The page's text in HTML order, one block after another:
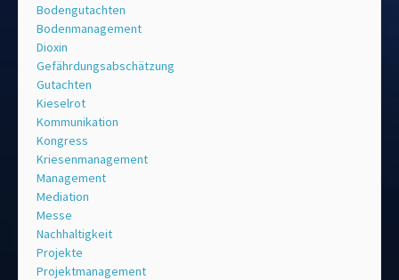
Bodengutachten
Bodenmanagement
Dioxin
Gefährdungsabschätzung
Gutachten
Kieselrot
Kommunikation
Kongress
Kriesenmanagement
Management
Mediation
Messe
Nachhaltigkeit
Projekte
Projektmanagement